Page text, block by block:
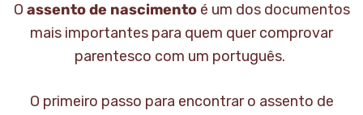
O assento de nascimentoé um dos documentos
mais importantes para quem quer comprovar
parentesco com um português.
O primeiro passo para encontrar o assento de